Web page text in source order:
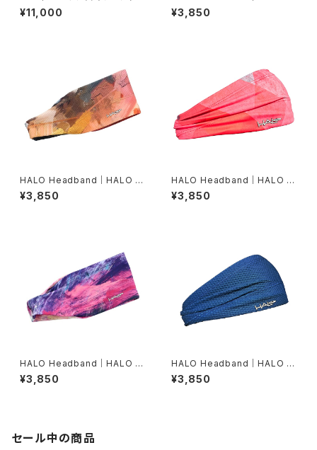
ョーツ MA5331B BLK/BRF
¥11,000
ンディット JP（Movas）
¥3,850
HALO Headband｜HALO バ
ンディット JP（Air modern oi
l）
¥3,850
HALO Headband｜HALO バ
ンディット JP（Vinst）
¥3,850
HALO Headband｜HALO バ
ンディット JP（dusk）
¥3,850
HALO Headband｜HALO バ
ンディット JP（Air Abyss Blu
e）
¥3,850
セール中の商品